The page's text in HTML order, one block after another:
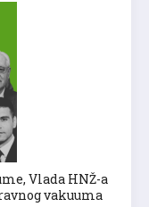
Vlada HNŽ-a
vakuuma